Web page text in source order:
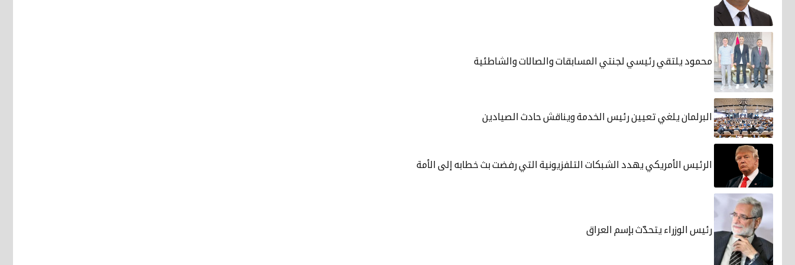
محمود يلتقي رئيسي لجنتي المسابقات والصالات والشاطئية
البرلمان يلغي تعيين رئيس الخدمة ويناقش حادث الصيادين
الرئيس الأمريكي يهدد الشبكات التلفزيونية التي رفضت بث خطابه إلى الأمة
رئيس الوزراء يتحدّث بإسم العراق